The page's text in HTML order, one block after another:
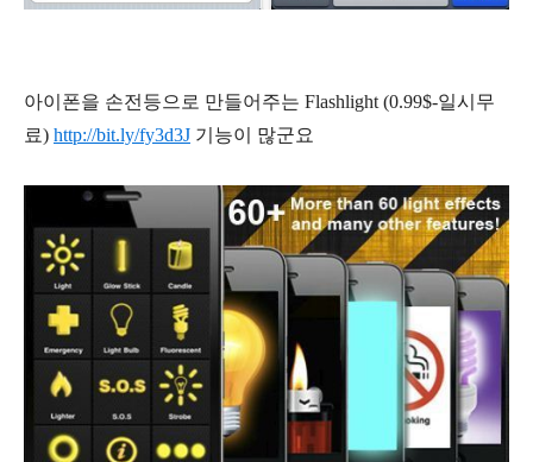
아이폰을 손전등으로 만들어주는 Flashlight (0.99$-일시무
료) http://bit.ly/fy3d3J 기능이 많군요